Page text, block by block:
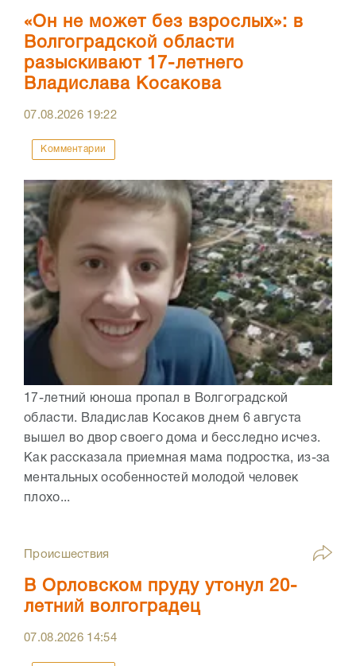
«Он не может без взрослых»: в
Волгоградской области
разыскивают 17-летнего
Владислава Косакова
07.08.2026 19:22
Комментарии
17-летний юноша пропал в Волгоградской
области. Владислав Косаков днем 6 августа
вышел во двор своего дома и бесследно исчез.
Как рассказала приемная мама подростка, из-за
ментальных особенностей молодой человек
плохо...
Происшествия
В Орловском пруду утонул 20-
летний волгоградец
07.08.2026 14:54